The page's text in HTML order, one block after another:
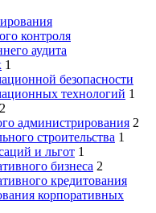
контроля
аудита
1
безопасности
технологий 1
2
администрирования 2
строительства 1
и льгот 1
бизнеса 2
кредитования
корпоративных